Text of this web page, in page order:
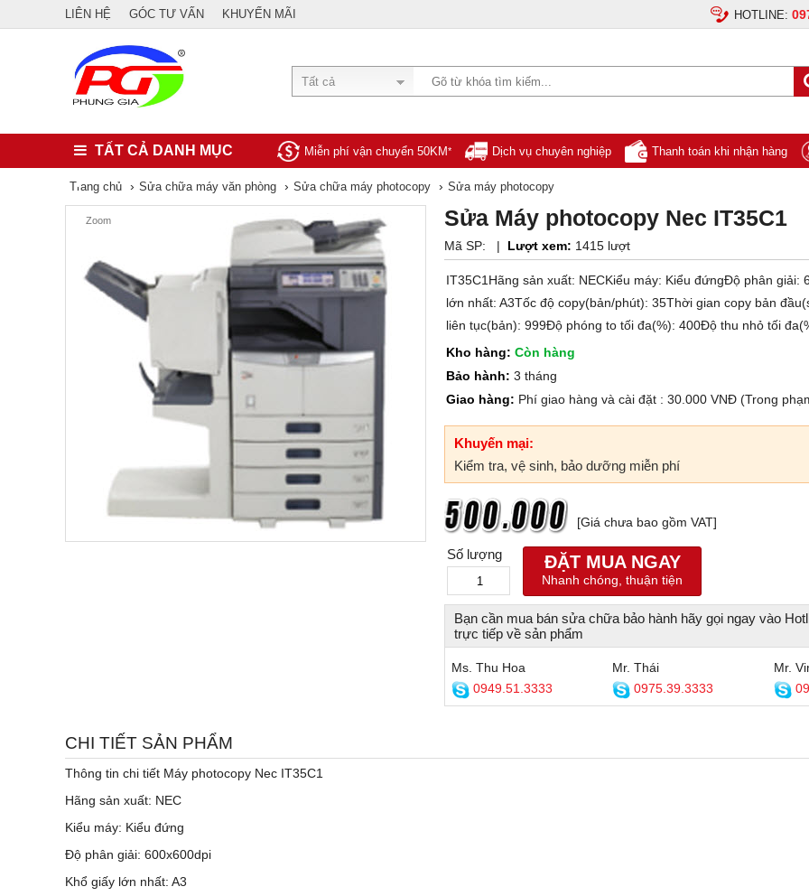
LIÊN HỆ GÓC TƯ VẤN KHUYẾN MÃI HOTLINE:
Tất cả
TẤT CẢ DANH MỤC Miễn phí vận chuyển 50KM* Dịch vụ chuyên nghiệp Thanh toán khi nhận hàng
Trang chủ › Sửa chữa máy văn phòng › Sửa chữa máy photocopy › Sửa máy photocopy
Zoom Sửa Máy photocopy Nec IT35C1
Mã SP: | Lượt xem: 1415 lượt
IT35C1Hãng sản xuất: NECKiểu máy: Kiểu đứngĐộ phân giải:
lớn nhất: A3Tốc độ copy(bản/phút): 35Thời gian copy bản
liên tục(bản): 999Độ phóng to tối đa(%): 400Độ thu nhỏ tối
Kho hàng: Còn hàng
Bảo hành: 3 tháng
Giao hàng: Phí giao hàng và cài đặt : 30.000 VNĐ (Trong
Khuyến mại:
Kiểm tra, vệ sinh, bảo dưỡng miễn phí
[Giá chưa bao gồm VAT]
Số lượng ĐẶT MUA NGAY
Nhanh chóng, thuận tiện
Bạn cần mua bán sửa chữa bảo hành hãy gọi ngay vào
trực tiếp về sản phẩm
Ms. Thu Hoa
0949.51.3333
Mr. Thái
0975.39.3333
Mr.
CHI TIẾT SẢN PHẨM
Thông tin chi tiết Máy photocopy Nec IT35C1
Hãng sản xuất: NEC
Kiểu máy: Kiểu đứng
Độ phân giải: 600x600dpi
Khổ giấy lớn nhất: A3